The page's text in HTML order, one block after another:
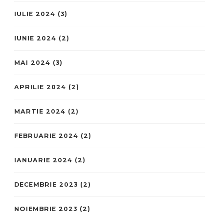
IULIE 2024 (3)
IUNIE 2024 (2)
MAI 2024 (3)
APRILIE 2024 (2)
MARTIE 2024 (2)
FEBRUARIE 2024 (2)
IANUARIE 2024 (2)
DECEMBRIE 2023 (2)
NOIEMBRIE 2023 (2)